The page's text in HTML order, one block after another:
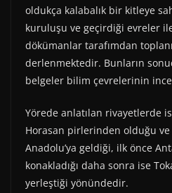
oldukça kalabalık bir kitleye
kuruluşu ve geçirdiği evreler
dökümanlar tarafımdan
derlenmektedir. Bunların
belgeler bilim çevrelerinin
Yörede anlatılan rivayetlerde
Horasan pirlerinden olduğu ve
Anadolu’ya geldiği, ilk önce
konakladığı daha sonra ise
yerleştiği yönündedir.